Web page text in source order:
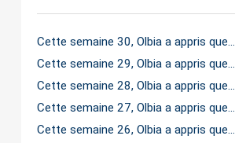
Cette semaine 30, Olbia a appris que…
Cette semaine 29, Olbia a appris que…
Cette semaine 28, Olbia a appris que…
Cette semaine 27, Olbia a appris que…
Cette semaine 26, Olbia a appris que…